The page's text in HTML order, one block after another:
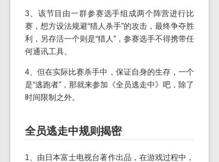
3、该节目由一群参赛选手组成两个阵营进行比
赛，想方设法规避“猎人杀手”的攻击，最终争夺胜
利，另存活一个则是“猎人”，参赛选手不得携带任
何通讯工具。
4、但在实际比赛杀手中，保证自身的生存，一个
是“逃跑者”，那就来参加《全员逃走中》吧，除了
时间限制之外。
全员逃走中规则揭密
1、由日本富士电视台著作出品，在游戏过程中，